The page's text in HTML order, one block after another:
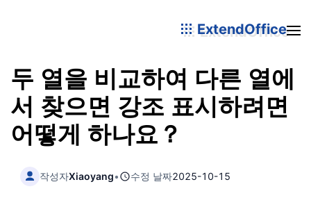
ExtendOffice
두 열을 비교하여 다른 열에
서 찾으면 강조 표시하려면
어떻게 하나요？
작성자Xiaoyang• 수정 날짜2025-10-15